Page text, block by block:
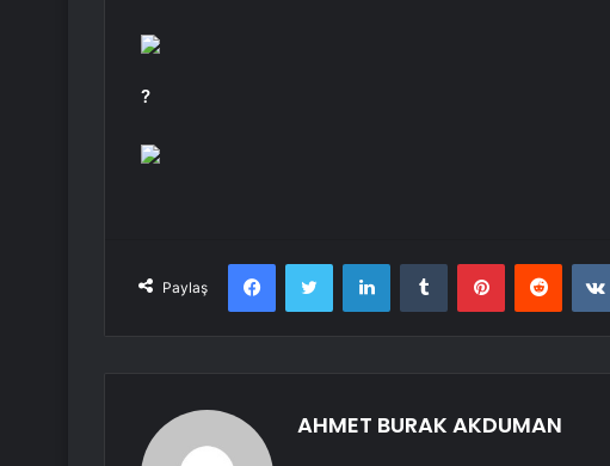
?
Paylaş
FacebookTwitter LinkedInTumblr PinterestReddit
AHMET BURAK AKDUMAN